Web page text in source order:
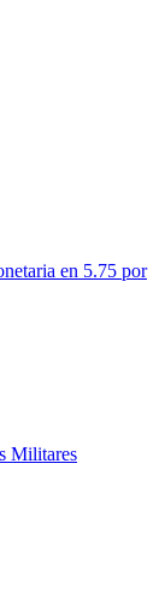
en 5.75 por
Militares